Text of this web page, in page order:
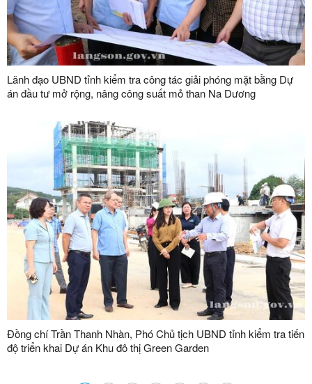
Lãnh đạo UBND tỉnh kiểm tra công tác giải phóng mặt bằng Dự
án đầu tư mở rộng, nâng công suất mỏ than Na Dương
Đồng chí Trần Thanh Nhàn, Phó Chủ tịch UBND tỉnh kiểm tra tiến
độ triển khai Dự án Khu đô thị Green Garden